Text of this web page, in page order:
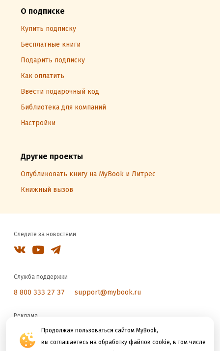
Продолжая пользоваться сайтом MyBook,
вы соглашаетесь на обработку файлов cookie, в том числе
О подписке
Купить подписку
Бесплатные книги
Подарить подписку
Как оплатить
Ввести подарочный код
Библиотека для компаний
Настройки
Другие проекты
Опубликовать книгу на MyBook и Литрес
Книжный вызов
Следите за новостями
Служба поддержки
8 800 333 27 37 support@mybook.ru
Реклама
reklama@litres.ru